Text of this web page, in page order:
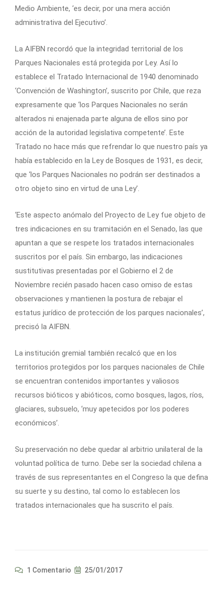
Medio Ambiente, ‘es decir, por una mera acción
administrativa del Ejecutivo’.
La AIFBN recordó que la integridad territorial de los
Parques Nacionales está protegida por Ley. Así lo
establece el Tratado Internacional de 1940 denominado
‘Convención de Washington’, suscrito por Chile, que reza
expresamente que ‘los Parques Nacionales no serán
alterados ni enajenada parte alguna de ellos sino por
acción de la autoridad legislativa competente’. Este
Tratado no hace más que refrendar lo que nuestro país ya
había establecido en la Ley de Bosques de 1931, es decir,
que ‘los Parques Nacionales no podrán ser destinados a
otro objeto sino en virtud de una Ley’.
‘Este aspecto anómalo del Proyecto de Ley fue objeto de
tres indicaciones en su tramitación en el Senado, las que
apuntan a que se respete los tratados internacionales
suscritos por el país. Sin embargo, las indicaciones
sustitutivas presentadas por el Gobierno el 2 de
Noviembre recién pasado hacen caso omiso de estas
observaciones y mantienen la postura de rebajar el
estatus jurídico de protección de los parques nacionales’,
precisó la AIFBN.
La institución gremial también recalcó que en los
territorios protegidos por los parques nacionales de Chile
se encuentran contenidos importantes y valiosos
recursos bióticos y abióticos, como bosques, lagos, ríos,
glaciares, subsuelo, ‘muy apetecidos por los poderes
económicos’.
Su preservación no debe quedar al arbitrio unilateral de la
voluntad política de turno. Debe ser la sociedad chilena a
través de sus representantes en el Congreso la que defina
su suerte y su destino, tal como lo establecen los
tratados internacionales que ha suscrito el país.
1 Comentario 25/01/2017